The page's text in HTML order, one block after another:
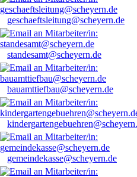
geschaeftsleitung@scheyern.de
standesamt@scheyern.de
bauamttiefbau@scheyern.de
gemeindekasse@scheyern.de